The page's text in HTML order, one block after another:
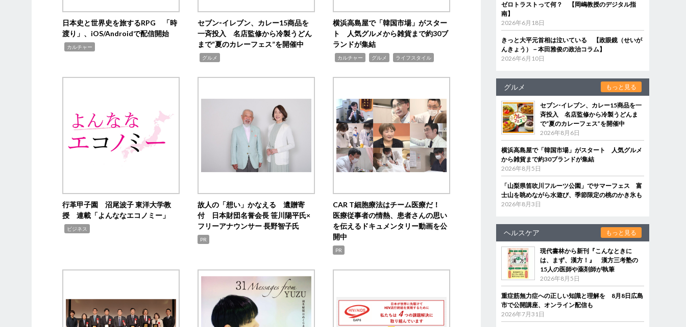
日本史と世界史を旅するRPG 「時
渡り」、iOS/Androidで配信開始
カルチャー
セブン‐イレブン、カレー15商品を
一斉投入 名店監修から冷製うどん
まで“夏のカレーフェス”を開催中
グルメ
横浜高島屋で「韓国市場」がスター
ト 人気グルメから雑貨まで約30ブ
ランドが集結
カルチャー グルメ ライフスタイル
行革甲子園 沼尾波子 東洋大学教
授 連載「よんななエコノミー」
ビジネス
故人の「想い」かなえる 遺贈寄
付 日本財団名誉会長 笹川陽平氏×
フリーアナウンサー 長野智子氏
PR
CAR T細胞療法はチーム医療だ！
医療従事者の情熱、患者さんの思い
を伝えるドキュメンタリー動画を公
開中
PR
ゼロトラストって何？ 【岡嶋教授のデジタル指
南】
2026年6月18日
きっと大平元首相は泣いている 【政眼鏡（せいが
んきょう）－本田雅俊の政治コラム】
2026年6月10日
グルメ もっと見る
セブン‐イレブン、カレー15商品を一
斉投入 名店監修から冷製うどんま
で“夏のカレーフェス”を開催中
2026年8月6日
横浜高島屋で「韓国市場」がスタート 人気グルメ
から雑貨まで約30ブランドが集結
2026年8月5日
「山梨県笛吹川フルーツ公園」でサマーフェス 富
士山を眺めながら水遊び、季節限定の桃のかき氷も
2026年8月3日
ヘルスケア もっと見る
現代書林から新刊『こんなときに
は、まず、漢方！』 漢方三考塾の
15人の医師や薬剤師が執筆
2026年8月5日
重症筋無力症への正しい知識と理解を 8月8日広島
市で公開講座、オンライン配信も
2026年7月31日